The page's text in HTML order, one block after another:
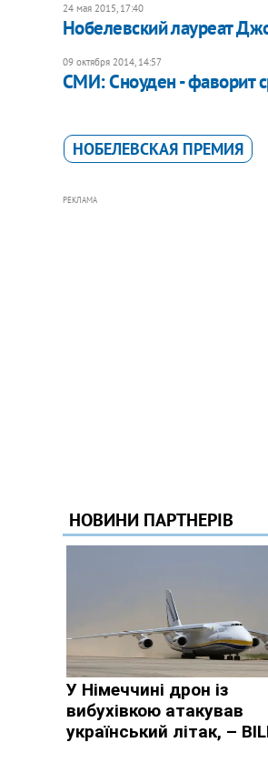
24 мая 2015, 17:40
Нобелевский лауреат
09 октября 2014, 14:57
СМИ: Сноуден - фаворит
НОБЕЛЕВСКАЯ ПРЕМИЯ
РЕКЛАМА